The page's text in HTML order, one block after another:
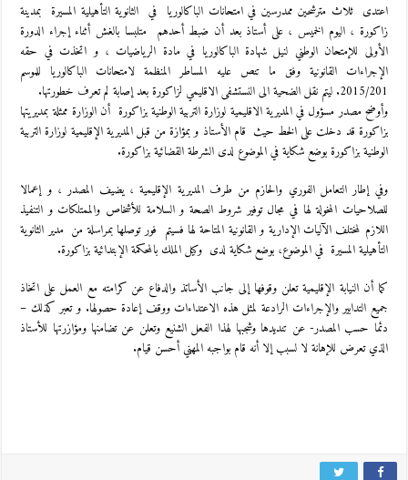
اعتدى ثلاث مترشحين ممدرسين في امتحانات الباكالوريا في الثانوية التأهيلية المسيرة بمدينة
زاكورة ، اليوم الخميس ، على أستاذ بعد أن ضبط أحدهم متلبسا بالغش أثناء إجراء الدورة
الأولى للإمتحان الوطني لنيل شهادة الباكالوريا في مادة الرياضيات ، و اتخذت في حقه
الإجراءات القانونية وفق ما تنص عليه المساطر المنظمة لامتحانات الباكالوريا للموسم
2015/201. ليتم نقل الضحية الى النستشفى الاقليمي لزاكورة بعد إصابة لم تعرف خطورتها.
وأوضح مصدرمسؤول في المديرية الاقليمية لوزارة التربية الوطنية بزاكورة أن الوزارة ممثلة بمديريتها
بزاكورة قد دخلت على الخط حيث قام الأستاذ و بمؤازة من قبل المديرية الإقليمية لوزارة التربية
الوطنية بزاكورة بوضع شكاية في الموضوع لدى الشرطة القضائية بزاكورة.
وفي إطار التعامل الفوري والحازم من طرف المديرية الإقليمية ، يضيف المصدر ، و إعمالا
للصلاحيات المخولة لها في مجال توفير شروط الصحة و السلامة للأشخاص والممتلكات و التنفيذ
اللازم لمختلف الآليات الإدارية و القانونية المتاحة لها فسيتم فور توصلها بمراسلة من مدير الثانوية
التأهيلية المسيرة في الموضوع، بوضع شكاية لدى وكيل الملك بالمحكمة الإبتدائية بزاكورة.
كما أن النيابة الإقليمية تعلن وقوفها إلى جانب الأساتذ والدفاع عن كرامته مع العمل على اتخاذ
جميع التدابير والإجراءات الرادعة لمثل هذه الاعتداءات ووقف إعادة حصولها. و تعبر كذلك –
دئما حسب المصدر- عن تنديدها وشجبها لهذا الفعل الشنيع وتعلن عن تضامنها ومؤازرتها للأستاذ
الذي تعرض للإهانة لا لسبب إلا أنه قام بواجبه المهني أحسن قيام.